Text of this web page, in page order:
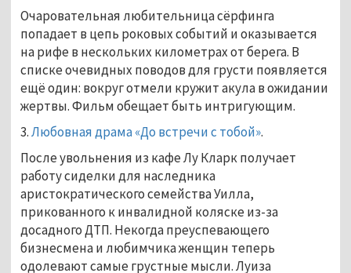
Очаровательная любительница сёрфинга
попадает в цепь роковых событий и оказывается
на рифе в нескольких километрах от берега. В
списке очевидных поводов для грусти появляется
ещё один: вокруг отмели кружит акула в ожидании
жертвы. Фильм обещает быть интригующим.
3.Любовная драма «До встречи с тобой».
После увольнения из кафе Лу Кларк получает
работу сиделки для наследника
аристократического семейства Уилла,
прикованного к инвалидной коляске из-за
досадного ДТП. Некогда преуспевающего
бизнесмена и любимчика женщин теперь
одолевают самые грустные мысли. Луиза